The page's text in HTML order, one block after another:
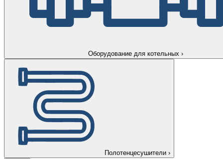
Оборудование для котельных ›
Полотенцесушители ›